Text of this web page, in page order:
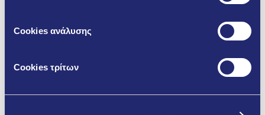
Cookies ανάλυσης
Cookies τρίτων